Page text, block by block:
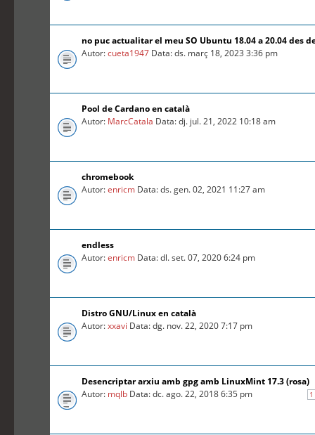
no puc actualitar el meu SO Ubuntu 18.04 a 20.04 des
Autor:cueta1947 Data: ds. març 18, 2023 3:36 pm
Pool de Cardano en català
Autor: MarcCatala Data: dj. jul. 21, 2022 10:18 am
chromebook
Autor:enricm Data: ds. gen. 02, 2021 11:27 am
endless
Autor:enricm Data: dl. set. 07, 2020 6:24 pm
Distro GNU/Linux en català
Autor:xxavi Data: dg. nov. 22, 2020 7:17 pm
Desencriptar arxiu amb gpg amb LinuxMint 17.3 (rosa)
1
Autor: mqlb Data: dc. ago. 22, 2018 6:35 pm